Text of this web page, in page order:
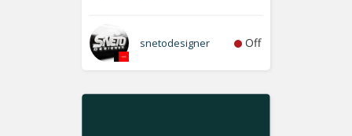
snetodesigner Off